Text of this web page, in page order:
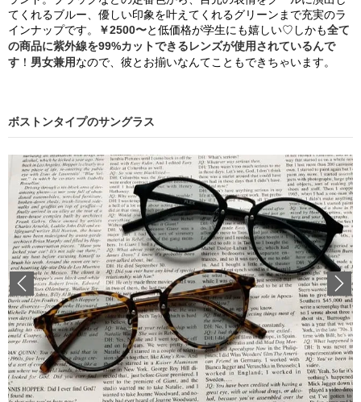
てくれるブルー、優しい印象を叶えてくれるグリーンまで充実のラ
インナップです。
￥2500〜と低価格が学生にも嬉しい♡しかも全て
の商品に紫外線を99%カットできるレンズが使用されているんで
す ！ 男女兼用 なので、彼とお揃いなんてこともできちゃいます。
ボストンタイプのサングラス
Previous